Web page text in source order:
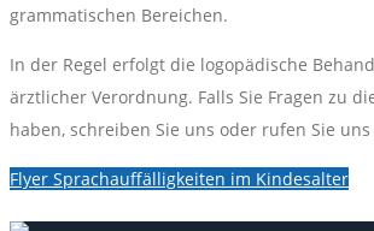
grammatischen Bereichen.
In der Regel erfolgt die logopädische
ärztlicher Verordnung. Falls Sie Fragen zu
haben, schreiben Sie uns oder rufen Sie
Flyer Sprachauffälligkeiten im Kindesalter